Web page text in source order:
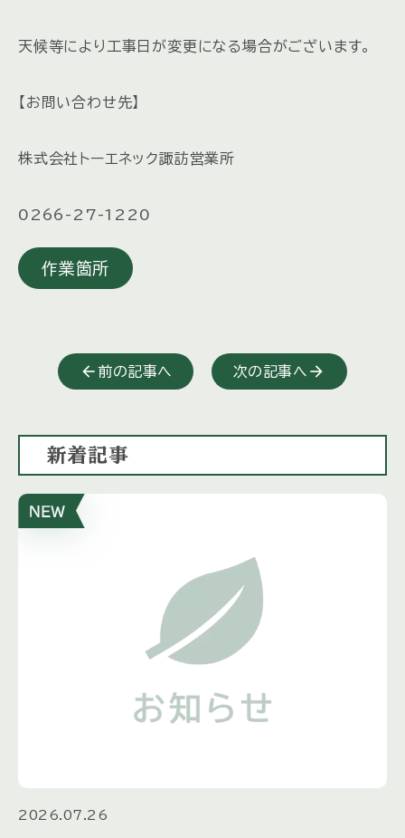
天候等により工事日が変更になる場合がございます。
【お問い合わせ先】
株式会社トーエネック諏訪営業所
0266-27-1220
作業箇所
前の記事へ 次の記事へ
新着記事
2026.07.26